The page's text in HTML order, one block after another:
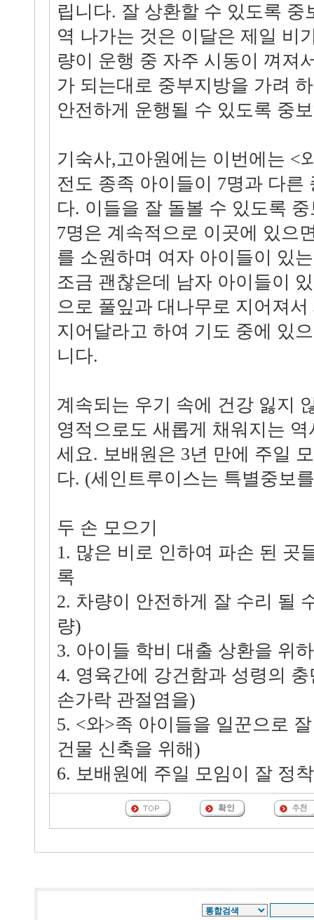
립니다. 잘 상환할 수 있도록 중
역 나가는 것은 이달은 제일 비
량이 운행 중 자주 시동이 껴져
가 되는대로 중부지방을 가려
안전하게 운행될 수 있도록 중
기숙사,고아원에는 이번에는 <
전도 종족 아이들이 7명과 다른
다. 이들을 잘 돌볼 수 있도록
7명은 계속적으로 이곳에 있으
를 소원하며 여자 아이들이 있
조금 괜찮은데 남자 아이들이
으로 풀잎과 대나무로 지어져
지어달라고 하여 기도 중에 있
니다.
계속되는 우기 속에 건강 잃지
영적으로도 새롭게 채워지는
세요. 보배원은 3년 만에 주일
다. (세인트루이스는 특별중보
두 손 모으기
1. 많은 비로 인하여 파손 된 곳
록
2. 차량이 안전하게 잘 수리 될
량)
3. 아이들 학비 대출 상환을 위
4. 영육간에 강건함과 성령의
손가락 관절염을)
5. <와>족 아이들을 일꾼으로
건물 신축을 위해)
6. 보배원에 주일 모임이 잘 정